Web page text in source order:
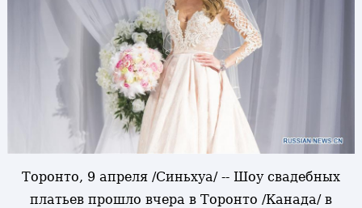
Торонто, 9 апреля /Синьхуа/ -- Шоу свадебных
платьев прошло вчера в Торонто /Канада/ в